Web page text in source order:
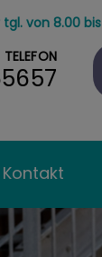
von 8.00 bis
TELEFON
Kontakt